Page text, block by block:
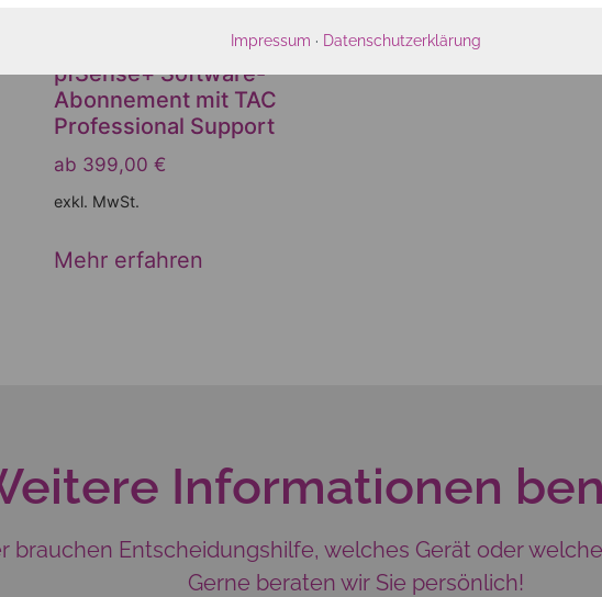
Impressum · Datenschutzerklärung
pfSense+ Software-
Abonnement mit TAC
Professional Support
ab 399,00 €
exkl. MwSt.
Mehr erfahren
Informationen
brauchen Entscheidungshilfe, welches Gerät oder
Gerne beraten wir Sie persönlich!